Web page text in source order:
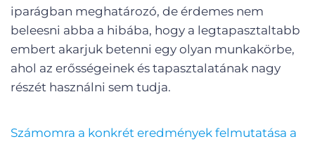
iparágban meghatározó, de érdemes nem
beleesni abba a hibába, hogy a legtapasztaltabb
embert akarjuk betenni egy olyan munkakörbe,
ahol az erősségeinek és tapasztalatának nagy
részét használni sem tudja.
Számomra a konkrét eredmények felmutatása a